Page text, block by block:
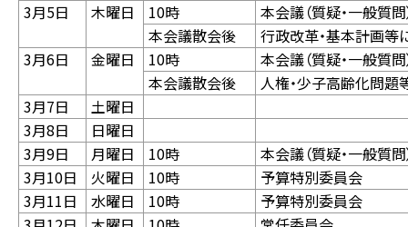
3月5日
木曜日 10時
本会議（質疑・一般質問
本会議散会後
行政改革・基本計画等
3月6日
金曜日 10時
本会議（質疑・一般質問
本会議散会後
人権・少子高齢化問
3月7日
土曜日
3月8日
日曜日
3月9日
月曜日 10時
本会議（質疑・一般質問
3月10日
火曜日 10時
予算特別委員会
3月11日
水曜日 10時
予算特別委員会